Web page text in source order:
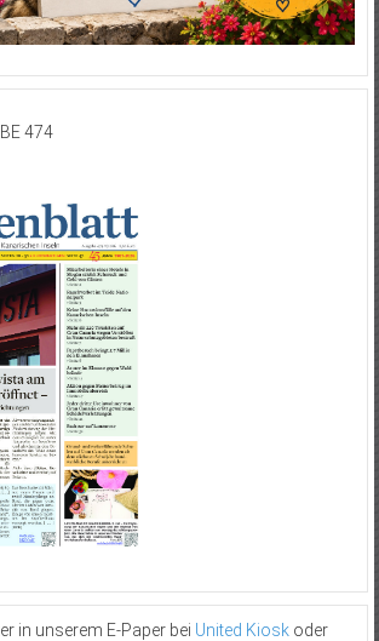
474
in unserem E-Paper bei United Kioskoder